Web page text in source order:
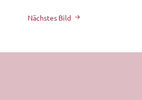
Nächstes Bild